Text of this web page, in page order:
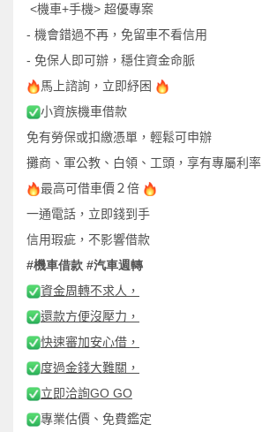
<機車+手機> 超優專案
- 機會錯過不再，免留車不看信用
- 免保人即可辦，穩住資金命脈
馬上諮詢，立即紓困
小資族機車借款
免有勞保或扣繳憑單，輕鬆可申辦
攤商、軍公教、白領、工頭，享有專屬利率
最高可借車價２倍
一通電話，立即錢到手
信用瑕疵，不影響借款
#機車借款 #汽車週 轉
資金周轉不求人，
還款方便沒壓力，
快速審加安心借，
度過金錢大難關，
立即洽詢GO GO
專業估價、免費鑑定